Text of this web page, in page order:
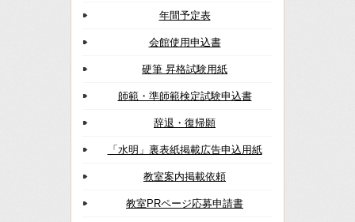
年間予定表
会館使用申込書
硬筆 昇格試験用紙
師範・準師範検定試験申込書
辞退・復帰願
「水明」裏表紙掲載広告申込用紙
教室案内掲載依頼
教室PRページ応募申請書